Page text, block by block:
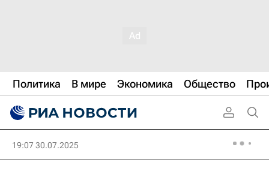
Политика В мире Экономика Общество
19:07 30.07.2025